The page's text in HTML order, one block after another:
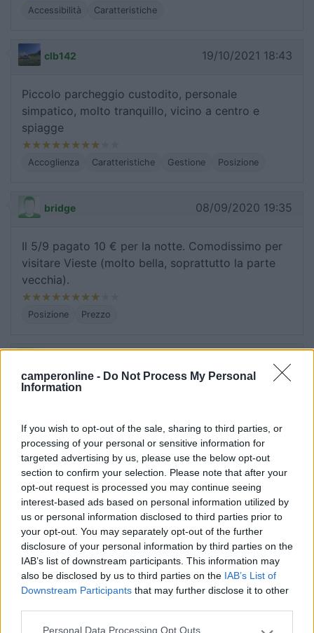
camperonline - Do Not Process My Personal
Information
If you wish to opt-out of the sale, sharing to third parties, or
processing of your personal or sensitive information for
targeted advertising by us, please use the below opt-out
section to confirm your selection. Please note that after your
opt-out request is processed you may continue seeing
interest-based ads based on personal information utilized by
us or personal information disclosed to third parties prior to
your opt-out. You may separately opt-out of the further
disclosure of your personal information by third parties on the
IAB’s list of downstream participants. This information may
also be disclosed by us to third parties on the IAB’s List of
Downstream Participants that may further disclose it to other
Personal Data Processing Opt Outs
Accessibilità Caratteristiche
clb142 19/10/2021 18:43
Piccolo parcheggio custodito, personale
simpatico, molto tranquillo, vicino a centro e
spiagge
Accoglienza Caratteristiche Gestione Posizione
bridge 08/09/2020 19:35
Il 5/9 pagato 10 € per la notte. Comodissimo per
visitare Vieste (molto bella, soprattutto la parte
vecchia).
Posizione Prezzo
chiedere a lui per escursione grotte e isole Tremiti.
10 min a piedi dal centro e 10 min per la spiaggia
libera, se si vuole la spiaggia più grande sempre
libera sono 15 minuti 20 a piedi ma 10 minuti in
bici. Chiedere al parcheggiatore tutto, lui vi spiega
qualunque cosa. Per andare verso il centro a pochi
passi dal parcheggio c'è una pescheria dove di
sera si può mangiare. Ottimo pesce freschissimo,
paghi poco mangi benissimo. Code lunghe, andare
presto. Noi il parcheggio lo abbiamo pagato
15euro a notte senza servizi, ma custodito giorno